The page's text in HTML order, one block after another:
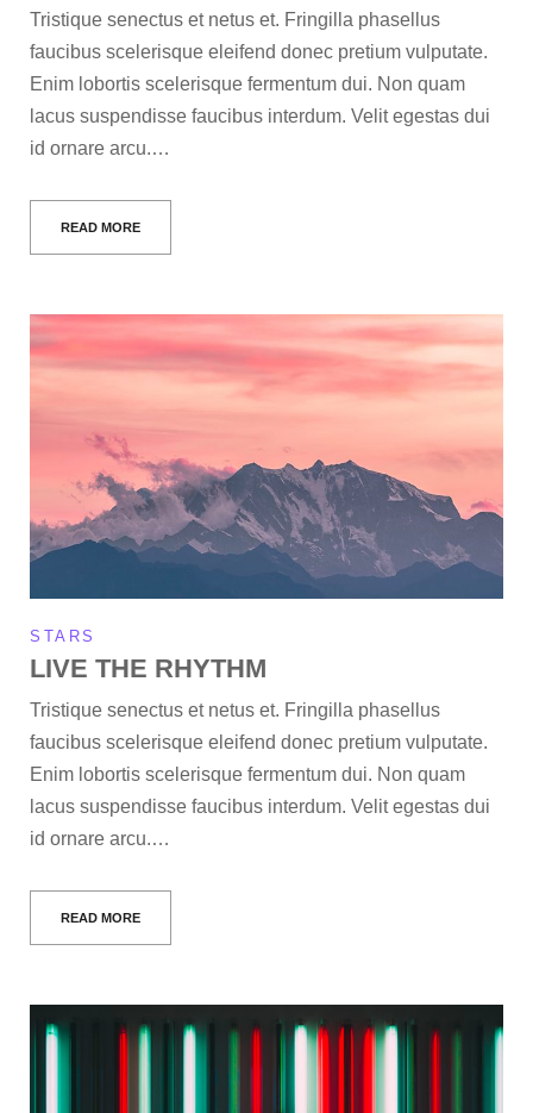
Tristique senectus et netus et. Fringilla phasellus
faucibus scelerisque eleifend donec pretium vulputate.
Enim lobortis scelerisque fermentum dui. Non quam
lacus suspendisse faucibus interdum. Velit egestas dui
id ornare arcu.…
READ MORE
STARS
LIVE THE RHYTHM
Tristique senectus et netus et. Fringilla phasellus
faucibus scelerisque eleifend donec pretium vulputate.
Enim lobortis scelerisque fermentum dui. Non quam
lacus suspendisse faucibus interdum. Velit egestas dui
id ornare arcu.…
READ MORE